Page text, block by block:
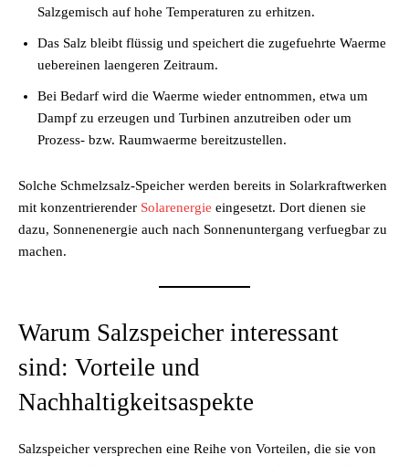
Salzgemisch auf hohe Temperaturen zu erhitzen.
Das Salz bleibt flüssig und speichert die zugefuehrte Waerme
uebereinen laengeren Zeitraum.
Bei Bedarf wird die Waerme wieder entnommen, etwa um
Dampf zu erzeugen und Turbinen anzutreiben oder um
Prozess- bzw. Raumwaerme bereitzustellen.
Solche Schmelzsalz-Speicher werden bereits in Solarkraftwerken
mit konzentrierender Solarenergie eingesetzt. Dort dienen sie
dazu, Sonnenenergie auch nach Sonnenuntergang verfuegbar zu
machen.
Warum Salzspeicher interessant
sind: Vorteile und
Nachhaltigkeitsaspekte
Salzspeicher versprechen eine Reihe von Vorteilen, die sie von